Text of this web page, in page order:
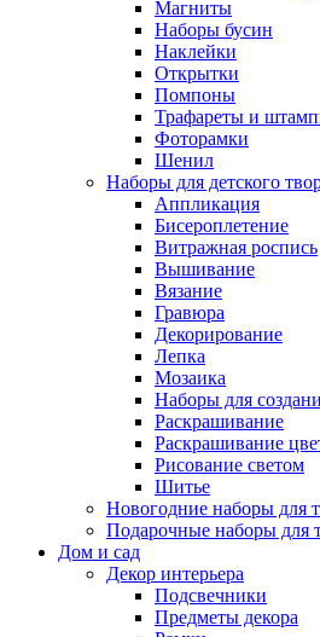
Магниты
Наборы бусин
Наклейки
Открытки
Помпоны
Трафареты и
Фоторамки
Шенил
Наборы для детского
Аппликация
Бисероплетение
Витражная роспись
Вышивание
Вязание
Гравюра
Декорирование
Лепка
Мозаика
Наборы для
Раскрашивание
Раскрашивание
Рисование светом
Шитье
Новогодние наборы для
Подарочные наборы для
Дом и сад
Декор интерьера
Подсвечники
Предметы декора